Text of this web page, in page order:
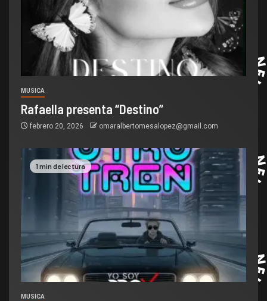
MUSICA
Rafaella presenta “Destino”
febrero 20, 2026 omaralbertomesalopez@gmail.com
1 min de lectura
MUSICA